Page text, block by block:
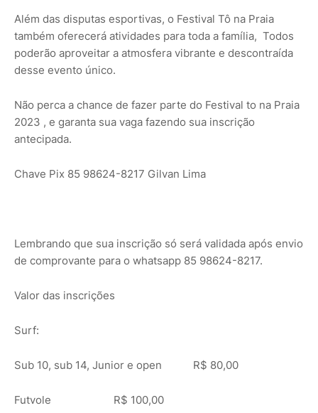
Além das disputas esportivas, o Festival Tô na Praia
também oferecerá atividades para toda a família, Todos
poderão aproveitar a atmosfera vibrante e descontraída
desse evento único.
Não perca a chance de fazer parte do Festival to na Praia
2023 , e garanta sua vaga fazendo sua inscrição
antecipada.
Chave Pix 85 98624-8217 Gilvan Lima
Lembrando que sua inscrição só será validada após envio
de comprovante para o whatsapp 85 98624-8217.
Valor das inscrições
Surf:
Sub 10, sub 14, Junior e open R$ 80,00
Futvole R$ 100,00